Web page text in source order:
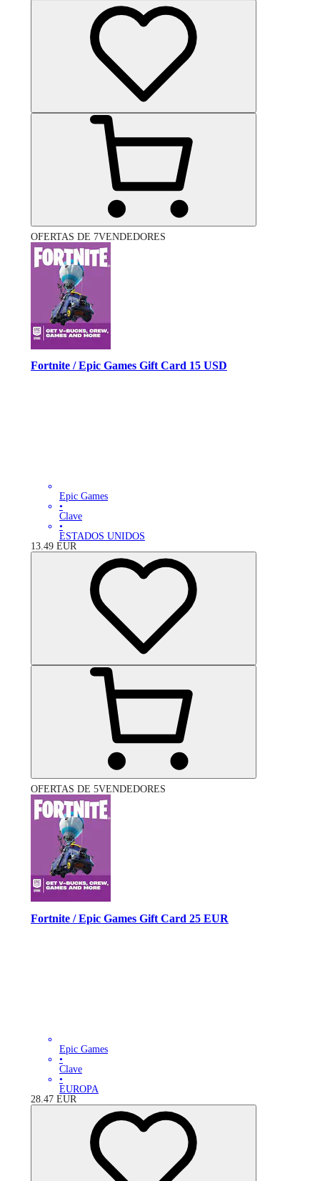
OFERTAS DE 7VENDEDORES
Fortnite / Epic Games Gift Card 15 USD
Epic Games
•
Clave
•
ESTADOS UNIDOS
13.49 EUR
OFERTAS DE 5VENDEDORES
Fortnite / Epic Games Gift Card 25 EUR
Epic Games
•
Clave
•
EUROPA
28.47 EUR